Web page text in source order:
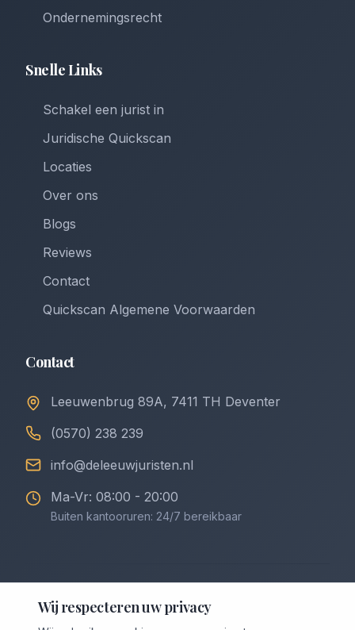
Ondernemingsrecht
Snelle Links
Schakel een jurist in
Juridische Quickscan
Locaties
Over ons
Blogs
Reviews
Contact
Quickscan Algemene Voorwaarden
Contact
Leeuwenbrug 89A, 7411 TH Deventer
(0570) 238 239
info@deleeuwjuristen.nl
Ma-Vr: 08:00 - 20:00
Buiten kantooruren: 24/7 bereikbaar
2026
De Leeuw Incasso & Juristen. Alle rechten
voorbehouden.
Wij respecteren uw privacy